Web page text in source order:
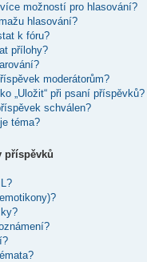
možností pro hlasování?
hlasování?
k fóru?
přílohy?
moderátorům?
„Uložit“ při psaní příspěvků?
schválen?
téma?
příspěvků